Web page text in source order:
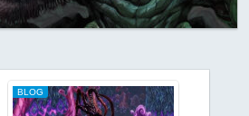
BLOG